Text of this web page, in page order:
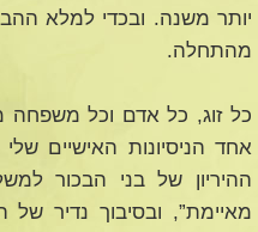
יותר משנה. ובכדי למלא
מהתחלה.
כל זוג, כל אדם וכל משפחה
אחד הניסיונות האישיים
ההיריון של בני הבכור
מאיימת”, ובסיבוך נדיר של